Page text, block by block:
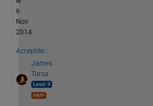
6
Nov
2014
Acceptée :
James
Tursa